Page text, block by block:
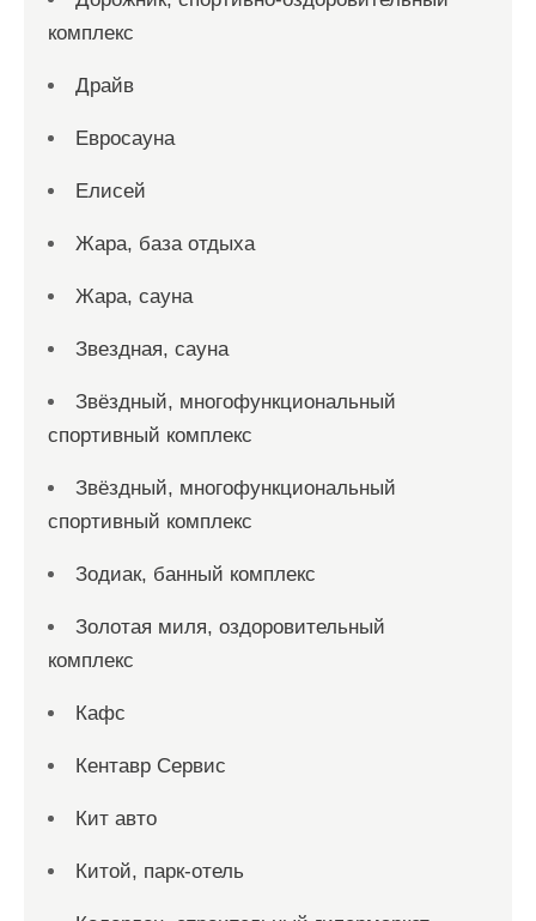
комплекс
Драйв
Евросауна
Елисей
Жара, база отдыха
Жара, сауна
Звездная, сауна
Звёздный, многофункциональный
спортивный комплекс
Звёздный, многофункциональный
спортивный комплекс
Зодиак, банный комплекс
Золотая миля, оздоровительный
комплекс
Кафс
Кентавр Сервис
Кит авто
Китой, парк-отель